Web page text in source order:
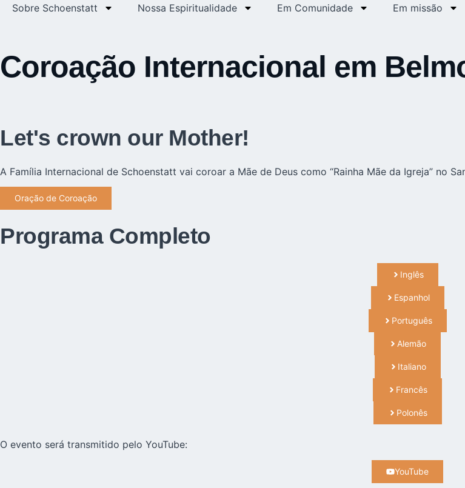
Sobre Schoenstatt Nossa Espiritualidade Em Comunidade Em missão
Coroação Internacional em
Let's crown our Mother!
A Família Internacional de Schoenstatt vai coroar a Mãe de Deus como “Rainha Mãe da Igreja” no
Oração de Coroação
Programa Completo
Inglês
Espanhol
Português
Alemão
Italiano
Francês
Polonês
O evento será transmitido pelo YouTube:
YouTube